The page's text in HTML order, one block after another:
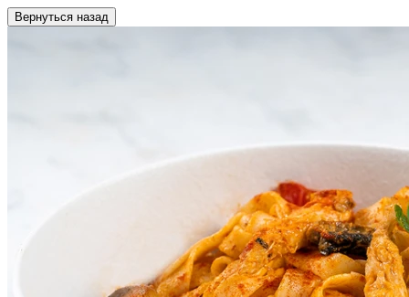
Вернуться назад